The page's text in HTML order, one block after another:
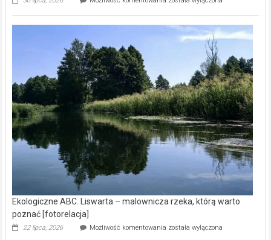
kamerą
wśród
Ekologiczne ABC. Liswarta – malownicza rzeka, którą warto
poznać [fotorelacja]
22 lipca, 2026 Możliwość komentowania Ekologiczne
została wyłączona